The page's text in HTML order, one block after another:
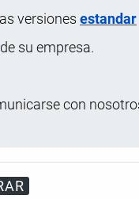
versiones estandar
su empresa.
con
de uso agrícola para
Foliar: 300-500 cc/ 100 L